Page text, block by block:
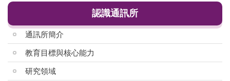
認識通訊所
通訊所簡介
教育目標與核心能力
研究領域